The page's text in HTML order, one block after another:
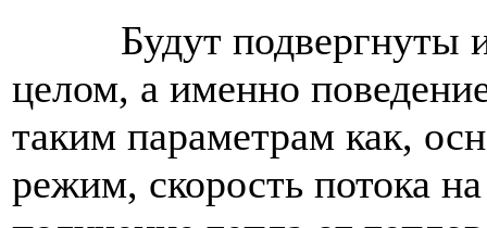
Будут подвергнуты
целом, а именно
таким параметрам как,
режим, скорость потока